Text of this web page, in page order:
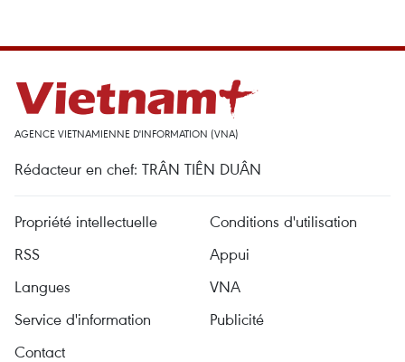
AGENCE VIETNAMIENNE D'INFORMATION (VNA)
Rédacteur en chef: TRÂN TIÊN DUÂN
Propriété intellectuelle
Conditions d'utilisation
RSS
Appui
Langues
VNA
Service d'information
Publicité
Contact